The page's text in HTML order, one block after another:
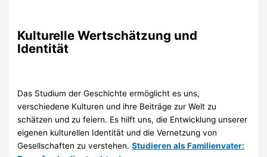
Kulturelle Wertschätzung und
Identität
Das Studium der Geschichte ermöglicht es uns,
verschiedene Kulturen und ihre Beiträge zur Welt zu
schätzen und zu feiern. Es hilft uns, die Entwicklung unserer
eigenen kulturellen Identität und die Vernetzung von
Gesellschaften zu verstehen.Studieren als Familienvater: